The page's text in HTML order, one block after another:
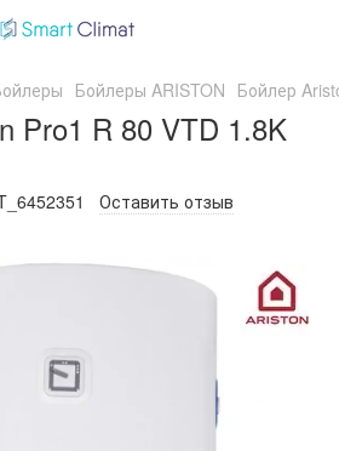
Бойлеры ARISTON Бойлер
Pro1 R 80 VTD 1.8K
Оставить отзыв